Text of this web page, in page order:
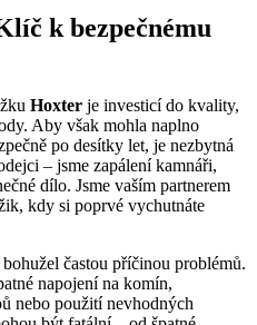
k bezpečnému
Hoxter je investicí do kvality,
Aby však mohla naplno
po desítky let, je nezbytná
– jsme zapálení kamnáři,
dílo. Jsme vaším partnerem
kdy si poprvé vychutnáte
častou příčinou problémů.
napojení na komín,
nebo použití nevhodných